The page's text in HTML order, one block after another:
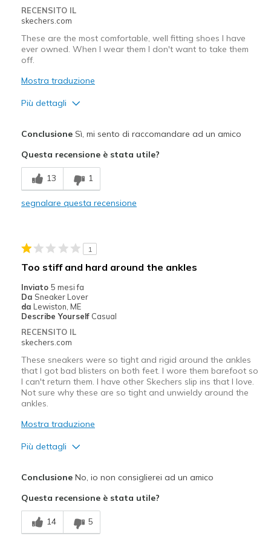
RECENSITO IL
skechers.com
These are the most comfortable, well fitting shoes I have
ever owned. When I wear them I don't want to take them
off.
Mostra traduzione
Più dettagli
Breathe Well
Comfortable
Migliori Utilizzi:
Sizing
Feels true to size
View On Shoes
I'm Into Shoes
ConclusioneSì, mi sento di raccomandare ad un amico
Questa recensione è stata utile?
13 1
segnalare questa recensione
1
Too stiff and hard around the ankles
Inviato 5 mesi fa
Da Sneaker Lover
da Lewiston, ME
Describe Yourself Casual
RECENSITO IL
skechers.com
These sneakers were so tight and rigid around the ankles
that I got bad blisters on both feet. I wore them barefoot so
I can't return them. I have other Skechers slip ins that I love.
Not sure why these are so tight and unwieldy around the
ankles.
Mostra traduzione
Più dettagli
Difetti
Need Break In
ConclusioneNo, io non consiglierei ad un amico
Questa recensione è stata utile?
14 5